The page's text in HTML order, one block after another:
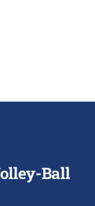
a
Ball